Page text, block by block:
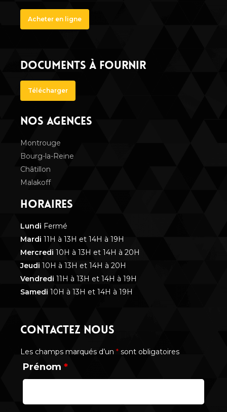
Acheter en ligne
DOCUMENTS À FOURNIR
Télécharger
NOS AGENCES
Montrouge
Bourg-la-Reine
Châtillon
Malakoff
HORAIRES
Lundi Fermé
Mardi 11H à 13H et 14H à 19H
Mercredi 10H à 13H et 14H à 20H
Jeudi 10H à 13H et 14H à 20H
Vendredi 11H à 13H et 14H à 19H
Samedi 10H à 13H et 14H à 19H
CONTACTEZ NOUS
Les champs marqués d’un* sont obligatoires
Prénom*